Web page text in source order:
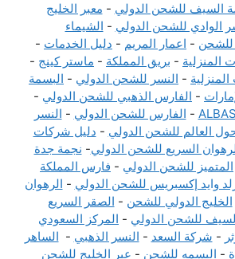
السيف للشحن الدولي - معبر الخليج
الوادي للشحن الدولي - الشيماء
للشحن - اعمار المريم - دليل الخدمات -
المنزلية - بريق المملكة - ماستر كينج -
- النسر للشحن الدولي - البسمة
- الفارس الذهبي للشحن الدولي -
- الفارس للشحن الدولي - النسر
العالم للشحن الدولي - دليل شركات
السريع للشحن الدولي- نجمة جدة
المتميز للشحن الدولي - فارس المملكة
وايد إكسبريس للشحن الدولي - الرهوان
الخليج الدولي للشحن - الصقر السريع
للشحن الدولي - المركز السعودي
- شركة السعد - النسر الذهبي - الساهر
- البسمه للشحن - عبر الخليج للشحن